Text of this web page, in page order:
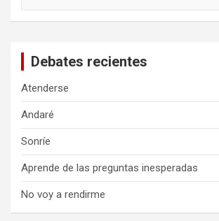
Debates recientes
Atenderse
Andaré
Sonríe
Aprende de las preguntas inesperadas
No voy a rendirme